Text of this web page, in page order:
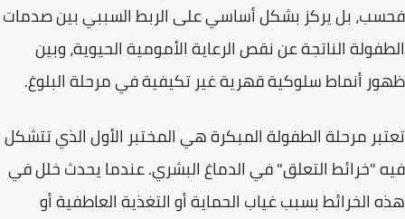
فحسب، بل يركز بشكل أساسي علىالربط السببيبين صدمات
الطفولة الناتجة عن نقص الرعاية الأمومية الحيوية، وبين
ظهور أنماط سلوكية قهرية غير تكيفية في مرحلة البلوغ.
تعتبر مرحلة الطفولة المبكرة هي المختبر الأول الذي تتشكل
فيه "خرائط التعلق" في الدماغ البشري. عندما يحدث خلل في
هذه الخرائط بسبب غياب الحماية أو التغذية العاطفية أو